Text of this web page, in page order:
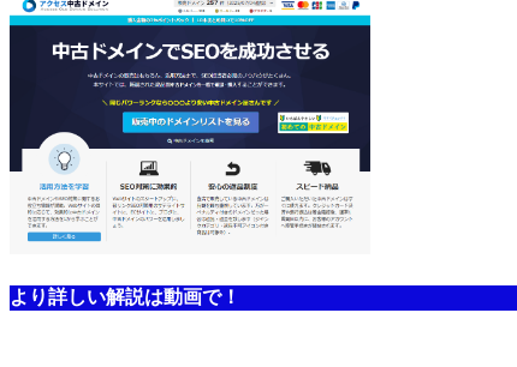
より詳しい解説は動画で！